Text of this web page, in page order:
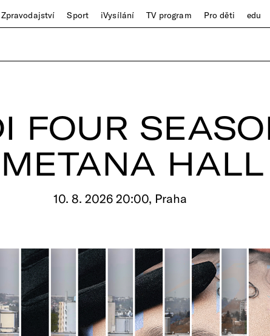
Zpravodajství Sport iVysílání TV program Pro děti edu
FOUR
HALL
10. 8. 2026 20:00, Praha